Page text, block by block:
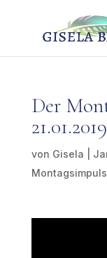
Der
21.01.2019
von Gisela